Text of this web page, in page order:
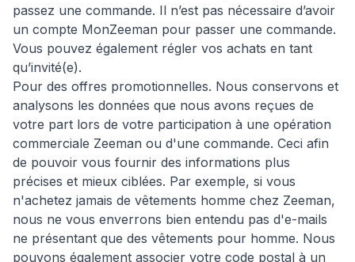
passez une commande. Il n’est pas nécessaire d’avoir
un compte MonZeeman pour passer une commande.
Vous pouvez également régler vos achats en tant
qu’invité(e).
Pour des offres promotionnelles. Nous conservons et
analysons les données que nous avons reçues de
votre part lors de votre participation à une opération
commerciale Zeeman ou d'une commande. Ceci afin
de pouvoir vous fournir des informations plus
précises et mieux ciblées. Par exemple, si vous
n'achetez jamais de vêtements homme chez Zeeman,
nous ne vous enverrons bien entendu pas d'e-mails
ne présentant que des vêtements pour homme. Nous
pouvons également associer votre code postal à un